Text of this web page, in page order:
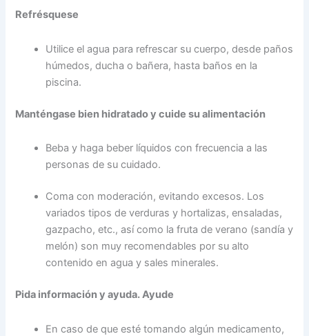
Refrésquese
Utilice el agua para refrescar su cuerpo, desde paños
húmedos, ducha o bañera, hasta baños en la
piscina.
Manténgase bien hidratado y cuide su alimentación
Beba y haga beber líquidos con frecuencia a las
personas de su cuidado.
Coma con moderación, evitando excesos. Los
variados tipos de verduras y hortalizas, ensaladas,
gazpacho, etc., así como la fruta de verano (sandía y
melón) son muy recomendables por su alto
contenido en agua y sales minerales.
Pida información y ayuda. Ayude
En caso de que esté tomando algún medicamento,